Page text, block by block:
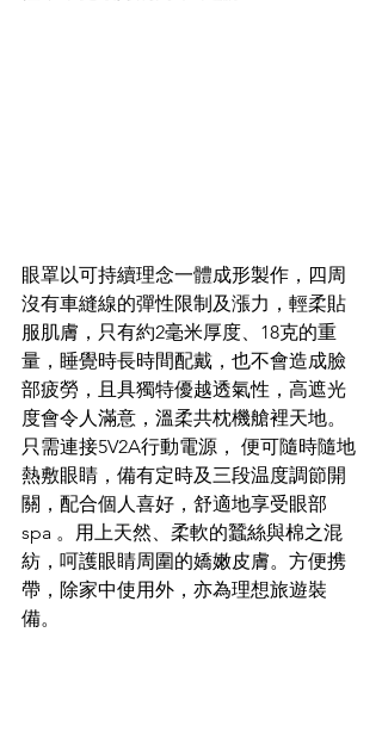
眼罩以可持續理念一體成形製作，四周
沒有車縫線的彈性限制及漲力，輕柔貼
服肌膚，只有約2毫米厚度、18克的重
量，睡覺時長時間配戴，也不會造成臉
部疲勞，且具獨特優越透氣性，高遮光
度會令人滿意，溫柔共枕機艙裡天地。
只需連接5V2A行動電源， 便可隨時隨地
熱敷眼睛，備有定時及三段温度調節開
關，配合個人喜好，舒適地享受眼部
spa 。用上天然、柔軟的蠶絲與棉之混
紡，呵護眼睛周圍的嬌嫩皮膚。方便携
帶，除家中使用外，亦為理想旅遊裝
備。